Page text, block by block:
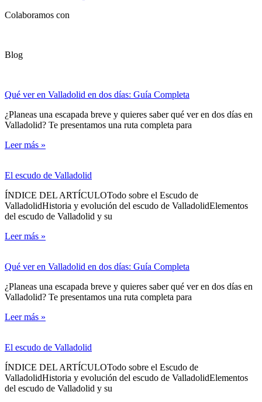
Colaboramos con
Blog
Qué ver en Valladolid en dos días: Guía Completa
¿Planeas una escapada breve y quieres saber qué ver en dos días en
Valladolid? Te presentamos una ruta completa para
Leer más »
El escudo de Valladolid
ÍNDICE DEL ARTÍCULOTodo sobre el Escudo de
ValladolidHistoria y evolución del escudo de ValladolidElementos
del escudo de Valladolid y su
Leer más »
Qué ver en Valladolid en dos días: Guía Completa
¿Planeas una escapada breve y quieres saber qué ver en dos días en
Valladolid? Te presentamos una ruta completa para
Leer más »
El escudo de Valladolid
ÍNDICE DEL ARTÍCULOTodo sobre el Escudo de
ValladolidHistoria y evolución del escudo de ValladolidElementos
del escudo de Valladolid y su